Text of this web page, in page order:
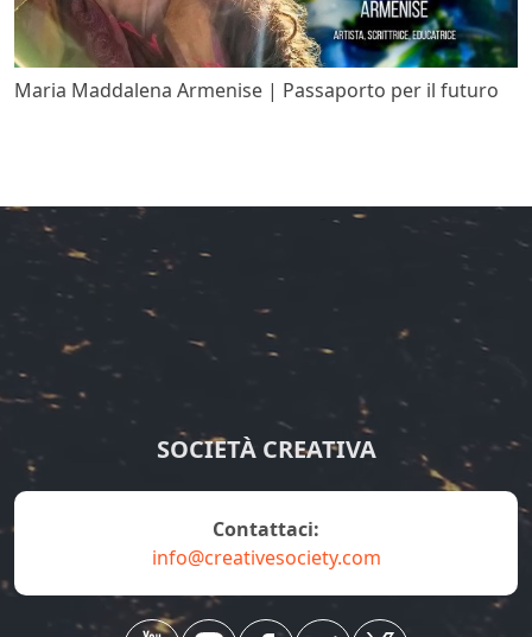
Maria Maddalena Armenise | Passaporto per il futuro
SOCIETÀ CREATIVA
contattaci:
info@creativesociety.com